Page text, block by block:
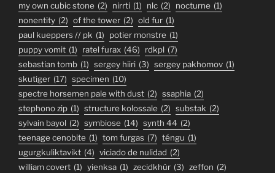
my own cubic stone (2) nirrti (1) nlc (2) nocturne (1)
nonentity (2) of the tower (2) old fur (1)
paul kueppers // pk (1) potier monstre (1)
puppy vomit (1) ratel furax (46) rdkpl (7)
sebastian tomb (1) sergey hiiri (3) sergey pakhomov (1)
skutiger (17) specimen (10)
spectre horsemen pale with dust (2) ssaphia (2)
stephono zip (1) structure kolossale (2) substak (2)
sylvain bayol (2) symbiose (14) synth 44 (2)
teenage cenobite (1) tom furgas (7) téngu (1)
ugurgkuliktavikt (4) viciado de nulidad (2)
william covert (1) yienksa (1) zecidkhür (3) zeffon (2)